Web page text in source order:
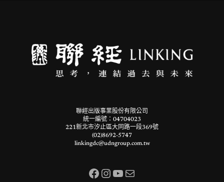
聯經出版事業股份有限公司
統一編號：04704023
221新北市汐止區大同路一段369號
(02)8692-5747
linkingdc@udngroup.com.tw
Facebook InstagramYouTube 電子郵件